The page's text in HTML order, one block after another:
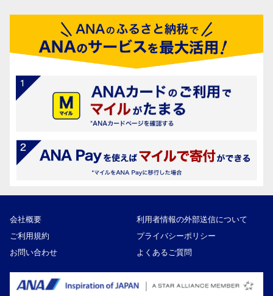
会社概要
利用者情報の外部送信について
ご利用規約
プライバシーポリシー
お問い合わせ
よくあるご質問